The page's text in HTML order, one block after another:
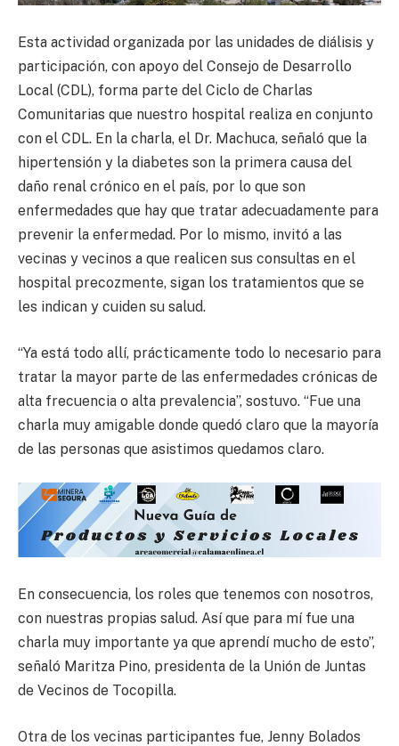
Esta actividad organizada por las unidades de diálisis y
participación, con apoyo del Consejo de Desarrollo
Local (CDL), forma parte del Ciclo de Charlas
Comunitarias que nuestro hospital realiza en conjunto
con el CDL. En la charla, el Dr. Machuca, señaló que la
hipertensión y la diabetes son la primera causa del
daño renal crónico en el país, por lo que son
enfermedades que hay que tratar adecuadamente para
prevenir la enfermedad. Por lo mismo, invitó a las
vecinas y vecinos a que realicen sus consultas en el
hospital precozmente, sigan los tratamientos que se
les indican y cuiden su salud.
“Ya está todo allí, prácticamente todo lo necesario para
tratar la mayor parte de las enfermedades crónicas de
alta frecuencia o alta prevalencia”, sostuvo. “Fue una
charla muy amigable donde quedó claro que la mayoría
de las personas que asistimos quedamos claro.
En consecuencia, los roles que tenemos con nosotros,
con nuestras propias salud. Así que para mí fue una
charla muy importante ya que aprendí mucho de esto”,
señaló Maritza Pino, presidenta de la Unión de Juntas
de Vecinos de Tocopilla.
Otra de los vecinas participantes fue, Jenny Bolados